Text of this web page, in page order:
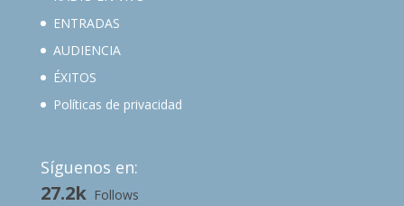
ENTRADAS
AUDIENCIA
ÉXITOS
Políticas de privacidad
Síguenos en:
27.2k Follows